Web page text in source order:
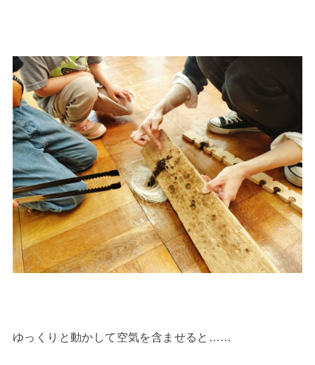
ゆっくりと動かして空気を含ませると……